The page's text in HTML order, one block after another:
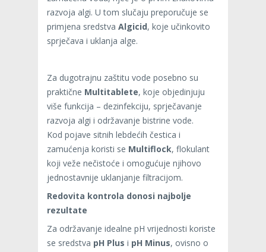
razvoja algi. U tom slučaju preporučuje se
primjena sredstva Algicid, koje učinkovito
sprječava i uklanja alge.
Za dugotrajnu zaštitu vode posebno su
praktične Multitablete, koje objedinjuju
više funkcija – dezinfekciju, sprječavanje
razvoja algi i održavanje bistrine vode.
Kod pojave sitnih lebdećih čestica i
zamućenja koristi se Multiflock, flokulant
koji veže nečistoće i omogućuje njihovo
jednostavnije uklanjanje filtracijom.
Redovita kontrola donosi najbolje
rezultate
Za održavanje idealne pH vrijednosti koriste
se sredstva pH Plus i pH Minus, ovisno o